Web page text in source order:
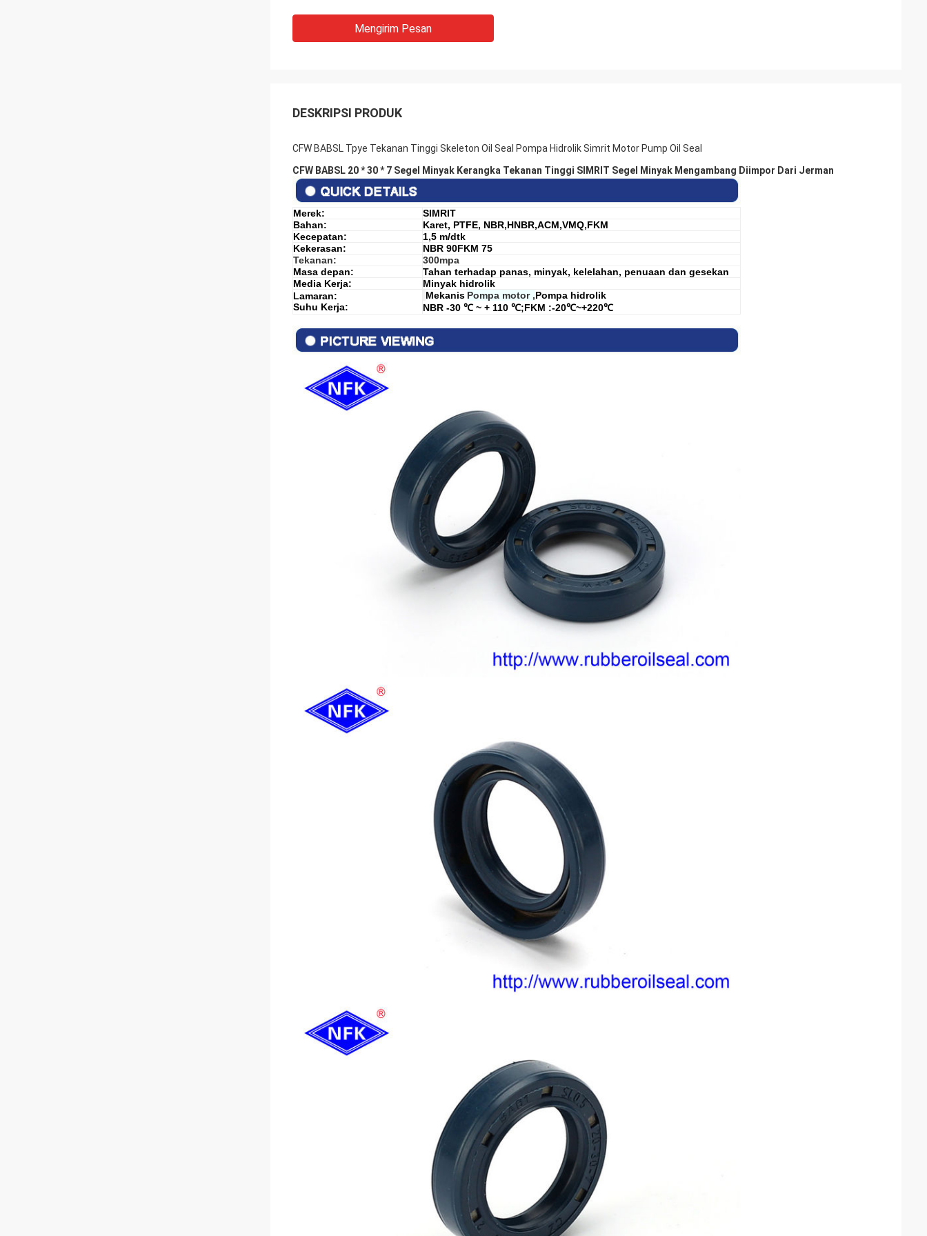
Mengirim Pesan
DESKRIPSI PRODUK
CFW BABSL Tpye Tekanan Tinggi Skeleton Oil Seal Pompa Hidrolik Simrit Motor Pump Oil Seal
CFW BABSL 20 * 30 * 7 Segel Minyak Kerangka Tekanan Tinggi SIMRIT Segel Minyak Mengambang Diimpor Dari Jerman
Merek:
SIMRIT
Bahan:
Karet, PTFE, NBR,HNBR,ACM,VMQ,FKM
Kecepatan:
1,5 m/dtk
Kekerasan:
NBR 90FKM 75
Tekanan:
300mpa
Masa depan:
Tahan terhadap panas, minyak, kelelahan, penuaan dan gesekan
Media Kerja:
Minyak hidrolik
Lamaran:
Suhu Kerja:
Mekanis Pompa motor ,Pompa hidrolik
NBR -30 ℃ ~ + 110 ℃;FKM :-20℃~+220℃